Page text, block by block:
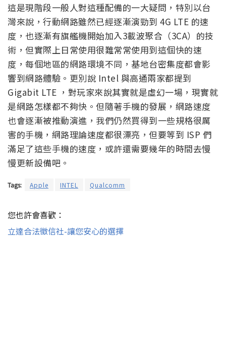
這是現階段一般人對這種配備的一大疑問，特別以台
灣來說，行動網路雖然已經逐漸演勁到 4G LTE 的速
度，也逐漸有旗艦機開始加入3載波聚合（3CA）的技
術，但實際上日常使用很難常常使用到這個快的速
度，每個地區的網路環境不同，基地台密集度都會影
響到網路體驗。更別說 Intel 與高通兩家都提到
Gigabit LTE ，對玩家來說其實就是虛幻一場，現實就
是網路怎樣都不夠快。但隨著手機的發展，網路速度
也會逐漸被推動演進，我們仍然買得到一些規格很厲
害的手機，網路理論速度都很漂亮，但要等到 ISP 們
滿足了這些手機的速度，或許還需要幾年的時間去慢
慢更新設備吧。
Tags: Apple INTEL Qualcomm
您也許會喜歡：
立達合法徵信社-讓您安心的選擇